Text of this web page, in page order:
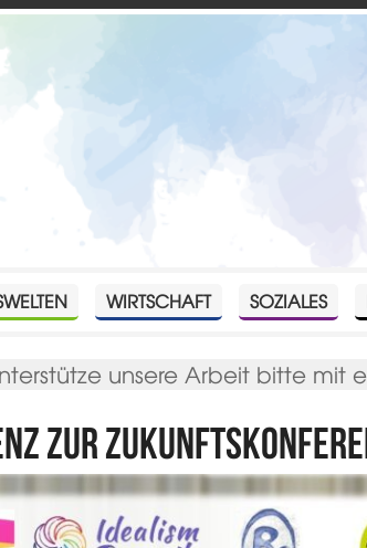
WIRTSCHAFT SOZIALES
unsere Arbeit bitte mit
zur